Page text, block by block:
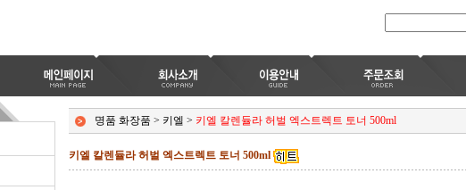
명품 화장품 > 키엘 > 키엘 칼렌듈라 허벌 엑스트렉트 토너 500ml
키엘 칼렌듈라 허벌 엑스트렉트 토너 500ml